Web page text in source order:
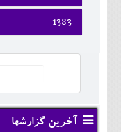
اسفند
دی
بهمن
آبان
آذر
دی
بهمن
شهريور
مهر
آبان
آذر
تير
مرداد
شهريور
مهر
دی
بهمن
ارديبهشت
خرداد
تير
مرداد
آبان
آذر
دی
فروردين
ارديبهشت
خرداد
شهريور
مهر
آبان
1383
فروردين
تير
مرداد
شهريور
آخرین گزارشها